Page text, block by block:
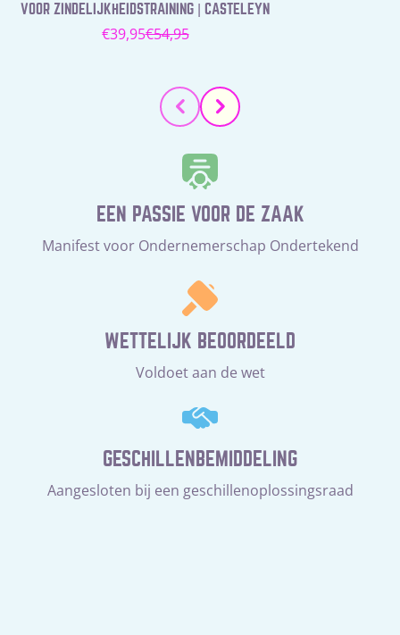
VOOR ZINDELIJKHEIDSTRAINING | CASTELEYN
Verkoopprijs
€39,95Normale
€54,95
EEN PASSIE VOOR DE ZAAK
Manifest voor Ondernemerschap Ondertekend
WETTELIJK BEOORDEELD
Voldoet aan de wet
GESCHILLENBEMIDDELING
Aangesloten bij een geschillenoplossingsraad